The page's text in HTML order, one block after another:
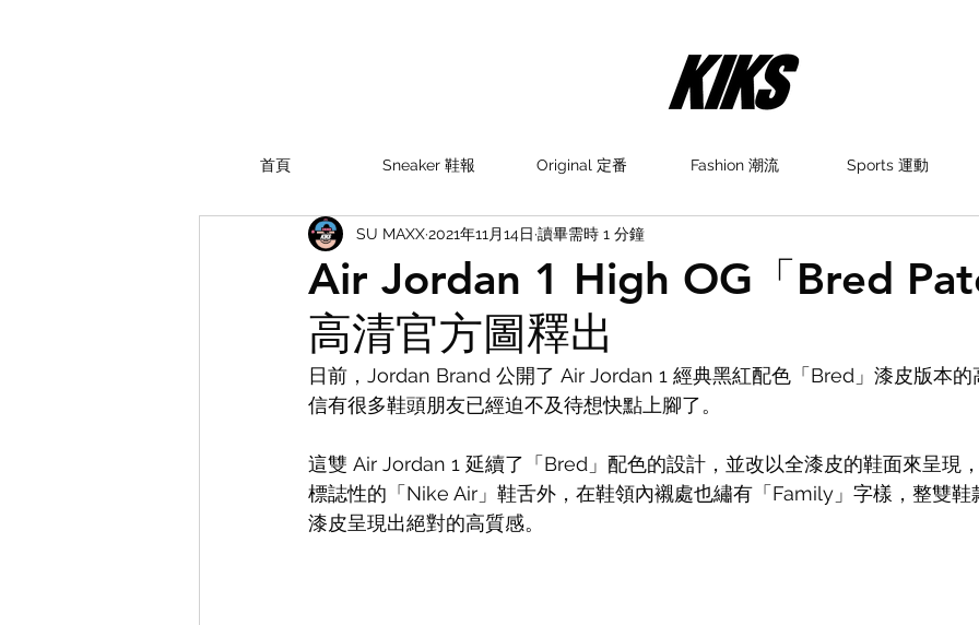
首頁 Sneaker 鞋報 Original 定番 Fashion 潮流 Sports 運動
Air Jordan 1 High OG「Bred
高清官方圖釋出
SU MAXX2021年11月14日 讀畢需時 1 分鐘
日前，Jordan Brand 公開了 Air Jordan 1 經典黑紅配色「Bred」漆皮版本的
信有很多鞋頭朋友已經迫不及待想快點上腳了。
這雙 Air Jordan 1 延續了「Bred」配色的設計，並改以全漆皮的鞋面來呈現
標誌性的「Nike Air」鞋舌外，在鞋領內襯處也繡有「Family」字樣，整雙鞋
漆皮呈現出絕對的高質感。